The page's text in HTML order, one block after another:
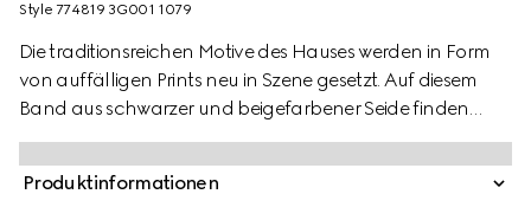
Style ‎774819 3G001 1079
Die traditionsreichen Motive des Hauses werden in Form
von auffälligen Prints neu in Szene gesetzt. Auf diesem
Band aus schwarzer und beigefarbener Seide finden
Designinspirationen aus dem Reitsport in einem
GG Ketten-Print mit Horsebit Ausdruck.
Produktinformationen